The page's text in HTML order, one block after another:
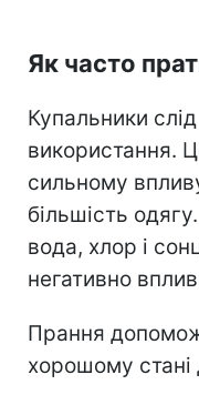
Як часто
Купальники
використання.
сильному
більшість
вода, хлор і
негативно
Прання
хорошому